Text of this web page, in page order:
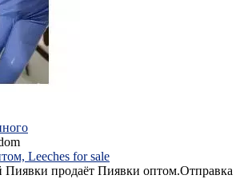
Leeches for sale
продаёт Пиявки оптом.Отправка